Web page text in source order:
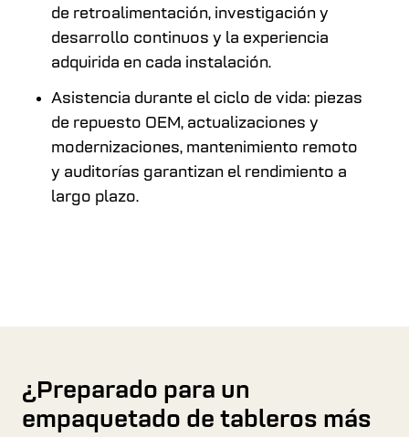
de retroalimentación, investigación y
desarrollo continuos y la experiencia
adquirida en cada instalación.
Asistencia durante el ciclo de vida: piezas
de repuesto OEM, actualizaciones y
modernizaciones, mantenimiento remoto
y auditorías garantizan el rendimiento a
largo plazo.
¿Preparado para un
empaquetado de tableros más